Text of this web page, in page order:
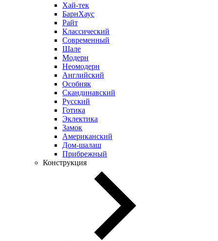
Хай-тек
БарнХаус
Райт
Классический
Современный
Шале
Модерн
Неомодерн
Английский
Особняк
Скандинавский
Русский
Готика
Эклектика
Замок
Американский
Дом-шалаш
Прибрежный
Конструкция